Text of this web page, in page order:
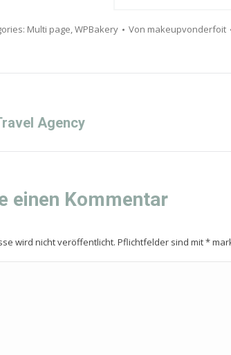
Multi page,WPBakery Von makeupvonderfoit
Agency
einen Kommentar
wird nicht veröffentlicht. Pflichtfelder sind mit*